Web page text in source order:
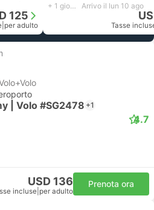
125
per adulto
+ 1 giorno Arrivo il lun 10 ago
Tasse
| Volo #SG2478 +1
4.7
USD 136
incluse per adulto
Prenota ora